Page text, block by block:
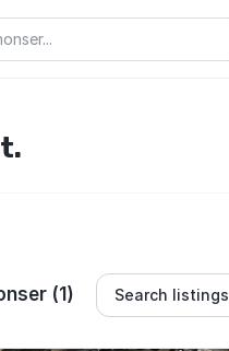
(1) Search listings